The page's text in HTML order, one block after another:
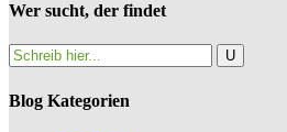
Wer sucht, der findet
Blog Kategorien